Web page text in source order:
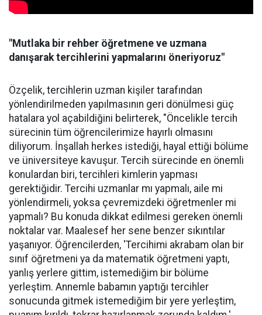
"Mutlaka bir rehber öğretmene ve uzmana
danışarak tercihlerini yapmalarını öneriyoruz"
Özçelik, tercihlerin uzman kişiler tarafından
yönlendirilmeden yapılmasının geri dönülmesi güç
hatalara yol açabildiğini belirterek, "Öncelikle tercih
sürecinin tüm öğrencilerimize hayırlı olmasını
diliyorum. İnşallah herkes istediği, hayal ettiği bölüme
ve üniversiteye kavuşur. Tercih sürecinde en önemli
konulardan biri, tercihleri kimlerin yapması
gerektiğidir. Tercihi uzmanlar mı yapmalı, aile mi
yönlendirmeli, yoksa çevremizdeki öğretmenler mi
yapmalı? Bu konuda dikkat edilmesi gereken önemli
noktalar var. Maalesef her sene benzer sıkıntılar
yaşanıyor. Öğrencilerden, 'Tercihimi akrabam olan bir
sınıf öğretmeni ya da matematik öğretmeni yaptı,
yanlış yerlere gittim, istemediğim bir bölüme
yerleştim. Annemle babamın yaptığı tercihler
sonucunda gitmek istemediğim bir yere yerleştim,